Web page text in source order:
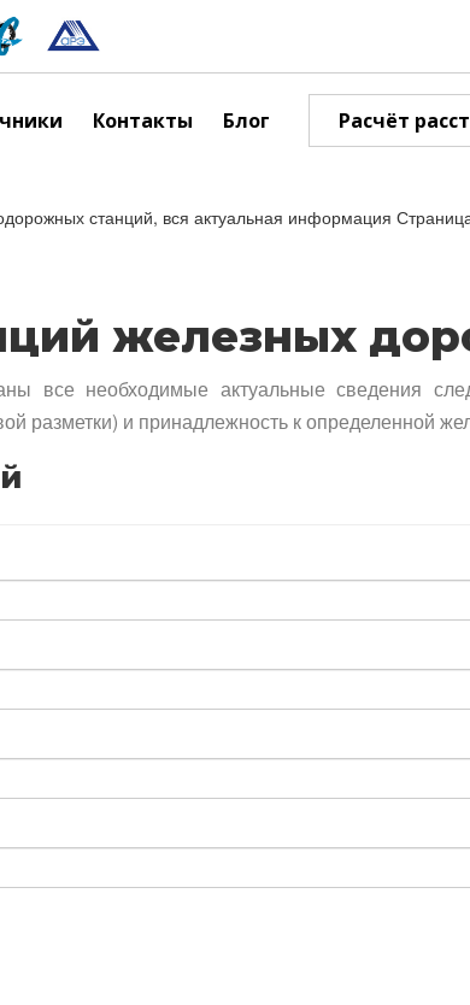
Контакты Блог Расчёт
станций, вся актуальная информация
железных
все необходимые актуальные сведения
разметки) и принадлежность к определенной